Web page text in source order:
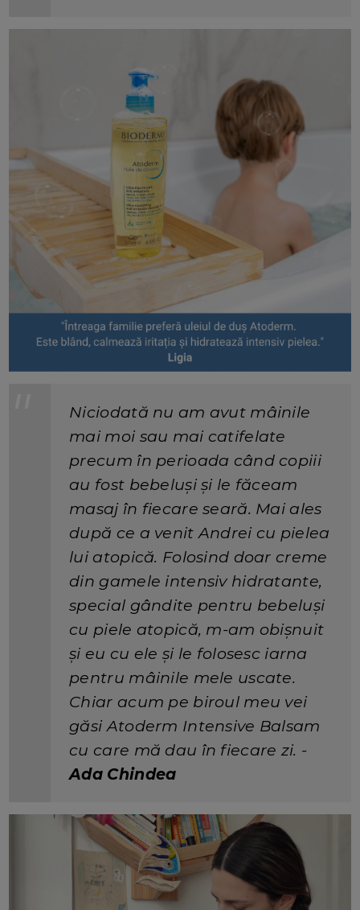
Niciodată nu am avut mâinile
mai moi sau mai catifelate
precum în perioada când copiii
au fost bebeluși și le făceam
masaj în fiecare seară. Mai ales
după ce a venit Andrei cu pielea
lui atopică. Folosind doar creme
din gamele intensiv hidratante,
special gândite pentru bebeluși
cu piele atopică, m-am obișnuit
și eu cu ele și le folosesc iarna
pentru mâinile mele uscate.
Chiar acum pe biroul meu vei
găsi Atoderm Intensive Balsam
cu care mă dau în fiecare zi. -
Ada Chindea